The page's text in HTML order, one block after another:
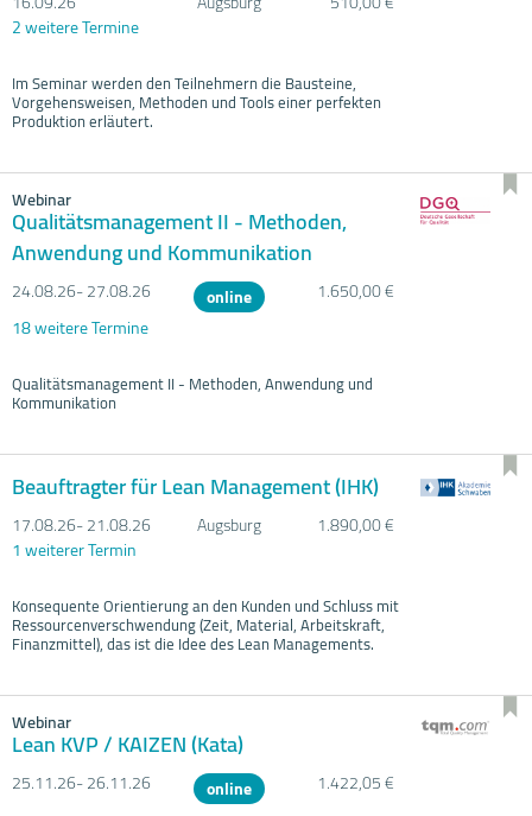
2 weitere Termine
Im Seminar werden den Teilnehmern die Bausteine,
Vorgehensweisen, Methoden und Tools einer perfekten
Produktion erläutert.
Webinar
Qualitätsmanagement II - Methoden,
Anwendung und Kommunikation
24.08.26- 27.08.26 online
1.650,00 €
18 weitere Termine
Qualitätsmanagement II - Methoden, Anwendung und
Kommunikation
Beauftragter für Lean Management (IHK)
17.08.26- 21.08.26 Augsburg
1.890,00 €
1 weiterer Termin
Konsequente Orientierung an den Kunden und Schluss mit
Ressourcenverschwendung (Zeit, Material, Arbeitskraft,
Finanzmittel), das ist die Idee des Lean Managements.
Webinar
Lean KVP / KAIZEN (Kata)
25.11.26- 26.11.26 online 1.422,05 €